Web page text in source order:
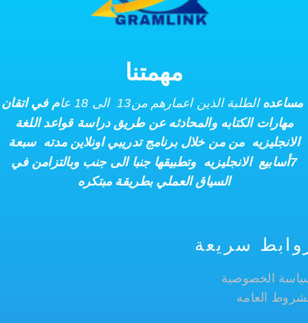
مهمتنا
مساعدهالطلبة الذين اعمارهم من13 الى 18 عا مفياتقان
مهارات الكتابه والمحادثه عن طريق دراسة قواعد اللغة
الانجليزيه من من خلال برنامج تدريبي اونلاين مدته سبعة
7أسابيع
الانجليزيه وتطبيقها جنبا الى جنبوبالتزامن في
السياق العملي بطريقة مبتكره
سريعة
الخصوصية
العامه